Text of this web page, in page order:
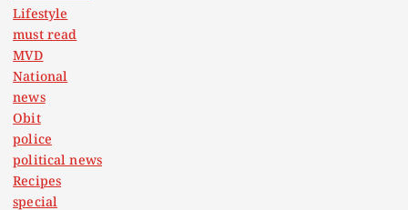
Lifestyle
must read
MVD
National
news
Obit
police
political news
Recipes
special